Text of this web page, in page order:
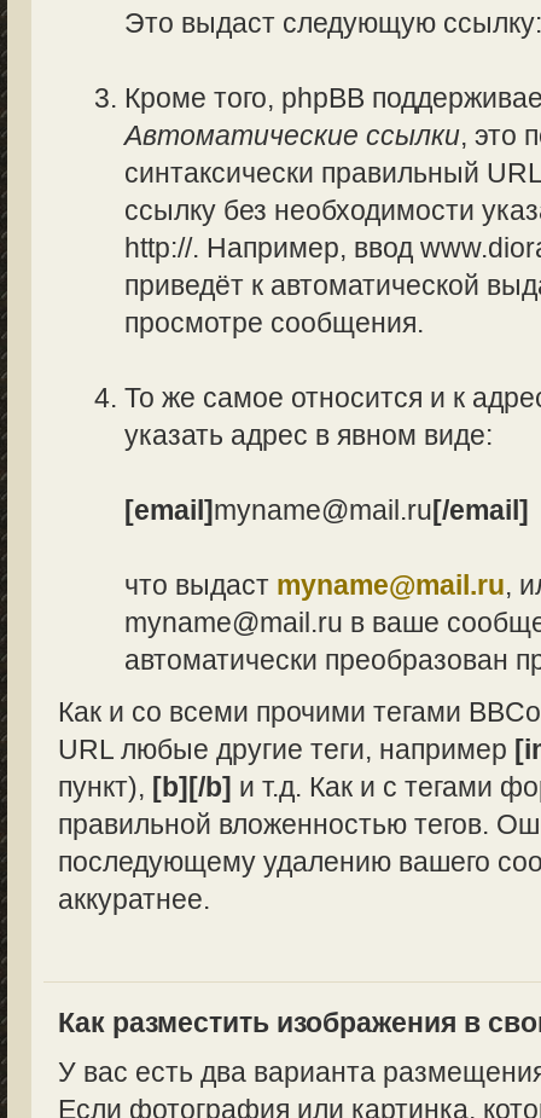
Это выдаст следующую
Кроме того, phpBB
Автоматические ссылки, это
синтаксически правильный
ссылку без необходимости
http://. Например, ввод
приведёт к автоматической
просмотре сообщения.
То же самое относится и к
указать адрес в явном виде:
[email]myname@mail.ru[/email]
что выдаст myname@mail.ru,
myname@mail.ru в ваше
автоматически преобразован
Как и со всеми прочими тегами
URL любые другие теги, например
пункт), [b][/b] и т.д. Как и с тегами
правильной вложенностью тегов.
последующему удалению вашего
аккуратнее.
Как разместить изображения в
У вас есть два варианта
Если фотография или картинка,